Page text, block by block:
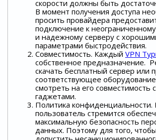
скорости должны быть
В момент получения доступа
просить провайдера
подключение к
и надежному серверу с
параметрами быстродействия.
Совместимость. Каждый VPN
собственное предназначение.
скачать бесплатный сервер или
соответствующее
смотреть на его совместимость
гаджетами.
Политика
пользователь стремится
максимальную безопасность
данных. Поэтому для того,